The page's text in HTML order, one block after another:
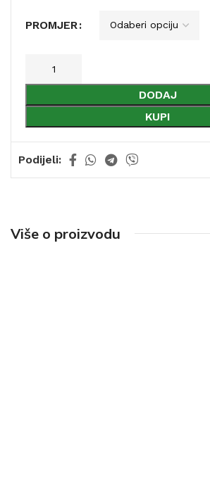
PROMJER
DODAJ
KUPI
Podijeli:
Više o proizvodu